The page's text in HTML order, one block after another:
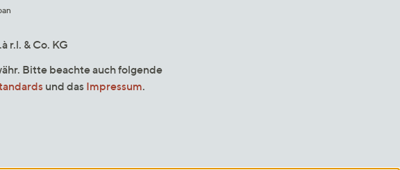
r.l. & Co. KG
Bitte beachte auch folgende
und das Impressum.